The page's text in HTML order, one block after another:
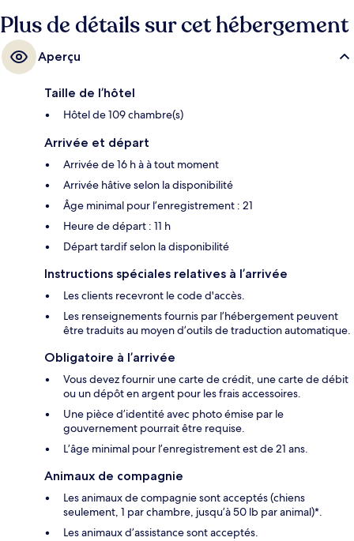
Station de métro 7th Street - Metro Center est à 10 minutes.
Plus de détails sur cet hébergement
Aperçu
Taille de l’hôtel
Hôtel de 109 chambre(s)
Arrivée et départ
Arrivée de 16 h à à tout moment
Arrivée hâtive selon la disponibilité
Âge minimal pour l’enregistrement : 21
Heure de départ : 11 h
Départ tardif selon la disponibilité
Instructions spéciales relatives à l’arrivée
Les clients recevront le code d'accès.
Les renseignements fournis par l’hébergement peuvent
être traduits au moyen d’outils de traduction automatique.
Obligatoire à l’arrivée
Vous devez fournir une carte de crédit, une carte de débit
ou un dépôt en argent pour les frais accessoires.
Une pièce d’identité avec photo émise par le
gouvernement pourrait être requise.
L’âge minimal pour l’enregistrement est de 21 ans.
Animaux de compagnie
Les animaux de compagnie sont acceptés (chiens
seulement, 1 par chambre, jusqu’à 50 lb par animal)*.
Les animaux d’assistance sont acceptés.